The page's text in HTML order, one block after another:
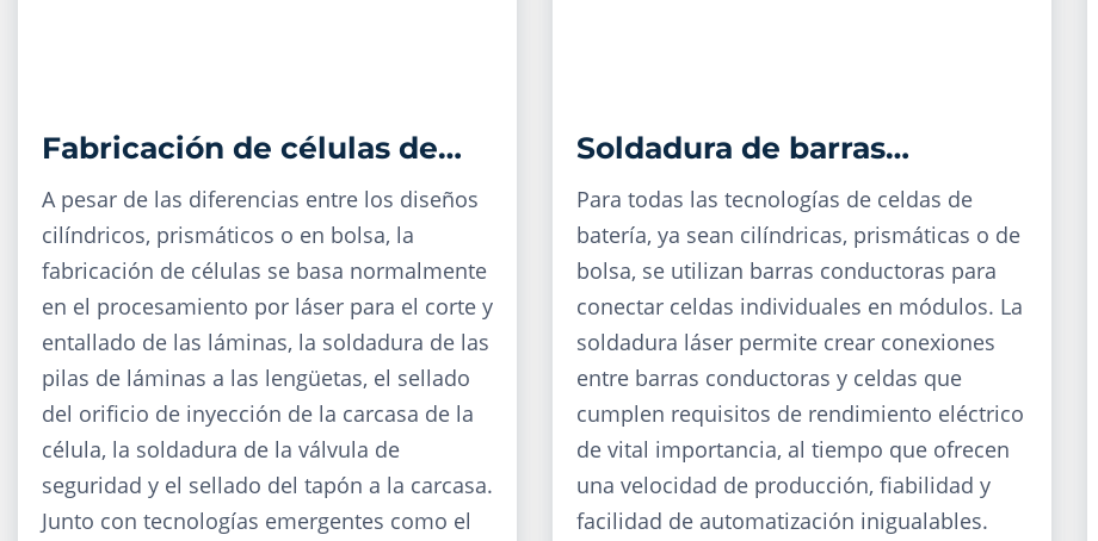
Fabricación de células de
ión-litio
A pesar de las diferencias entre los diseños
cilíndricos, prismáticos o en bolsa, la
fabricación de células se basa normalmente
en el procesamiento por láser para el corte y
entallado de las láminas, la soldadura de las
pilas de láminas a las lengüetas, el sellado
del orificio de inyección de la carcasa de la
célula, la soldadura de la válvula de
seguridad y el sellado del tapón a la carcasa.
Junto con tecnologías emergentes como el
Soldadura de barras
colectoras
Para todas las tecnologías de celdas de
batería, ya sean cilíndricas, prismáticas o de
bolsa, se utilizan barras conductoras para
conectar celdas individuales en módulos. La
soldadura láser permite crear conexiones
entre barras conductoras y celdas que
cumplen requisitos de rendimiento eléctrico
de vital importancia, al tiempo que ofrecen
una velocidad de producción, fiabilidad y
facilidad de automatización inigualables.